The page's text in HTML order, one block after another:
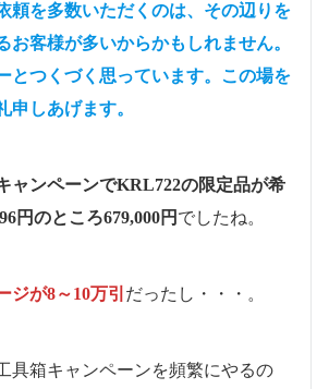
頼を多数いただくのは、その辺りを
お客様が多いからかもしれません。
とつくづく思っています。この場を
申しあげます。
ャンペーンでKRL722の限定品が希
円のところ679,000円 でしたね。
ジが8～10万引 だったし・・・。
具箱キャンペーンを頻繁にやるの